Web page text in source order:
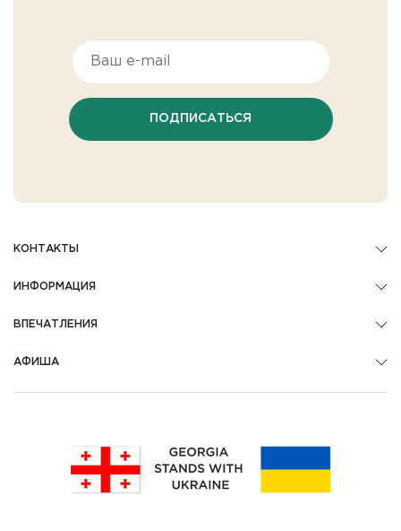
ПОДПИСАТЬСЯ
КОНТАКТЫ
ИНФОРМАЦИЯ
ВПЕЧАТЛЕНИЯ
АФИША